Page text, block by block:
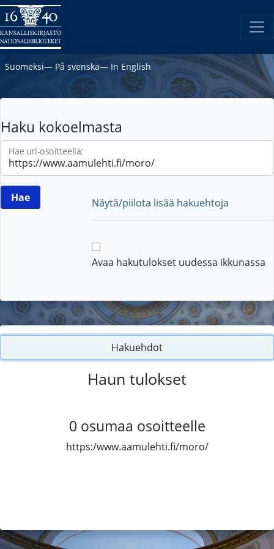
Suomeksi― På svenska― In English
Haku kokoelmasta
Hae url-osoitteella:
Näytä/piilota lisää hakuehtoja
Avaa hakutulokset uudessa ikkunassa
Hakuehdot
Haun tulokset
0 osumaa osoitteelle
https:/www.aamulehti.fi/moro/